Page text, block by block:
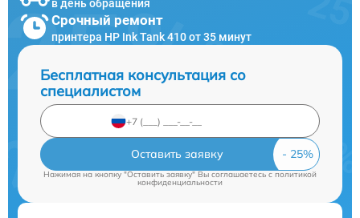
в день обращения
Срочный ремонт
принтера HP Ink Tank 410 от 35 минут
Бесплатная консультация со
специалистом
Оставить заявку
Нажимая на кнопку "Оставить заявку" Вы соглашаетесь cполитикой
конфиденциальности